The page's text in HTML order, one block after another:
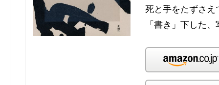
死と手をたずさえ
「書き」下した